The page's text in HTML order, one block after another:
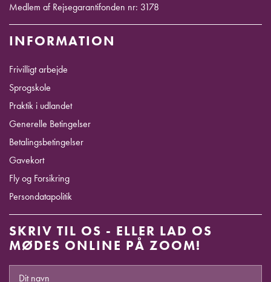
Medlem af Rejsegarantifonden nr: 3178
INFORMATION
Frivilligt arbejde
Sprogskole
Praktik i udlandet
Generelle Betingelser
Betalingsbetingelser
Gavekort
Fly og Forsikring
Persondatapolitik
SKRIV TIL OS - ELLER LAD OS
MØDES ONLINE PÅ ZOOM!